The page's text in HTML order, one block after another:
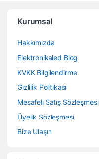
Kurumsal
Hakkımızda
Elektronikaled Blog
KVKK Bilgilendirme
Gizlilik Politikası
Mesafeli Satış Sözleşmesi
Üyelik Sözleşmesi
Bize Ulaşın